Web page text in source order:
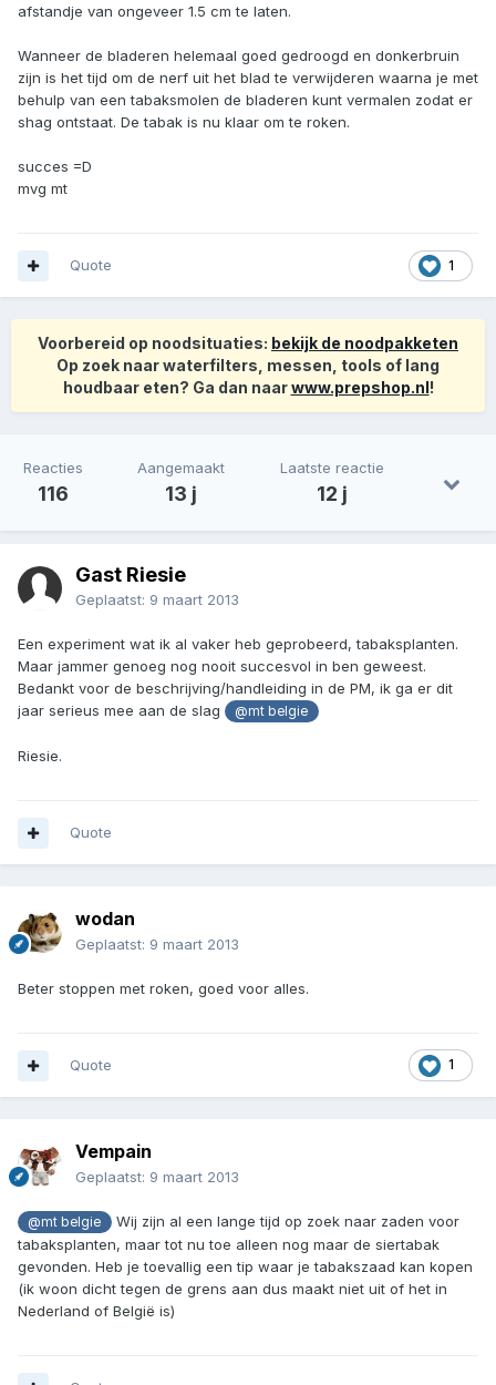
afstandje van ongeveer 1.5 cm te laten.
Wanneer de bladeren helemaal goed gedroogd en donkerbruin
zijn is het tijd om de nerf uit het blad te verwijderen waarna je met
behulp van een tabaksmolen de bladeren kunt vermalen zodat er
shag ontstaat. De tabak is nu klaar om te roken.
succes =D
mvg mt
1
Quote
Voorbereid op noodsituaties: bekijk de noodpakketen
Op zoek naar waterfilters, messen, tools of lang
houdbaar eten? Ga dan naarwww.prepshop.nl!
Reacties
116
Aangemaakt
13 j
Laatste reactie
12 j
Gast Riesie
Geplaatst: 9 maart 2013
Een experiment wat ik al vaker heb geprobeerd, tabaksplanten.
Maar jammer genoeg nog nooit succesvol in ben geweest.
Bedankt voor de beschrijving/handleiding in de PM, ik ga er dit
jaar serieus mee aan de slag
@mt belgie
Riesie.
Quote
wodan
Geplaatst: 9 maart 2013
Beter stoppen met roken, goed voor alles.
1
Quote
Vempain
Geplaatst: 9 maart 2013
@mt belgie
Wij zijn al een lange tijd op zoek naar zaden voor
tabaksplanten, maar tot nu toe alleen nog maar de siertabak
gevonden. Heb je toevallig een tip waar je tabakszaad kan kopen
(ik woon dicht tegen de grens aan dus maakt niet uit of het in
Nederland of België is)